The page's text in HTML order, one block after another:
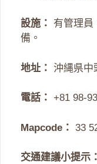
設施：
有管理員
備。
地址： 沖縄県中
電話： +81 98-
Mapcode： 33
交通建議小提示：